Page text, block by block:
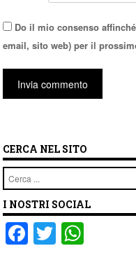
Do il mio consenso
email, sito web) per il
CERCA NEL SITO
Cerca
I NOSTRI SOCIAL
F T